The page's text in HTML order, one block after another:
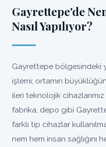
Gayrettepe'de
Nasıl Yapılıyor?
Gayrettepe bölgesindeki
işlemi; ortamın
ileri teknolojik cihazlarımız
fabrika, depo gibi
farklı tip cihazlar
nem hem insan sağlığını